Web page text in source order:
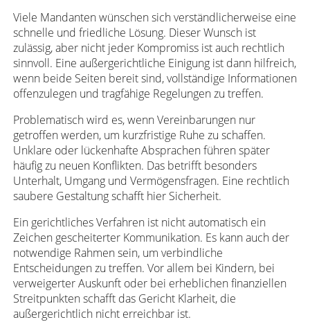
Viele Mandanten wünschen sich verständlicherweise eine
schnelle und friedliche Lösung. Dieser Wunsch ist
zulässig, aber nicht jeder Kompromiss ist auch rechtlich
sinnvoll. Eine außergerichtliche Einigung ist dann hilfreich,
wenn beide Seiten bereit sind, vollständige Informationen
offenzulegen und tragfähige Regelungen zu treffen.
Problematisch wird es, wenn Vereinbarungen nur
getroffen werden, um kurzfristige Ruhe zu schaffen.
Unklare oder lückenhafte Absprachen führen später
häufig zu neuen Konflikten. Das betrifft besonders
Unterhalt, Umgang und Vermögensfragen. Eine rechtlich
saubere Gestaltung schafft hier Sicherheit.
Ein gerichtliches Verfahren ist nicht automatisch ein
Zeichen gescheiterter Kommunikation. Es kann auch der
notwendige Rahmen sein, um verbindliche
Entscheidungen zu treffen. Vor allem bei Kindern, bei
verweigerter Auskunft oder bei erheblichen finanziellen
Streitpunkten schafft das Gericht Klarheit, die
außergerichtlich nicht erreichbar ist.